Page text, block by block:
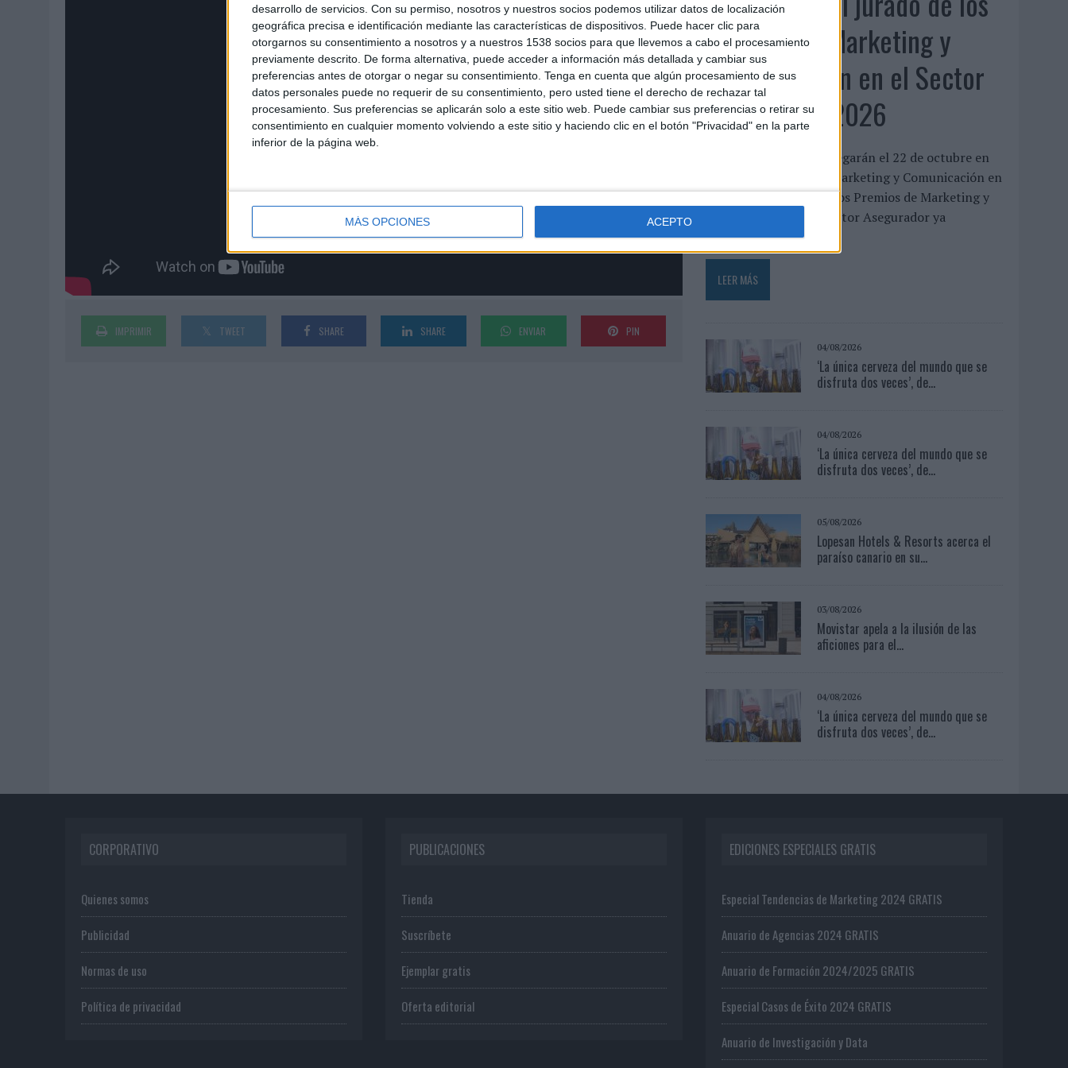
desarrollo de servicios. Con su permiso, nosotros y nuestros socios podemos utilizar datos de localización
geográfica precisa e identificación mediante las características de dispositivos. Puede hacer clic para
otorgarnos su consentimiento a nosotros y a nuestros 1538 socios para que llevemos a cabo el procesamiento
previamente descrito. De forma alternativa, puede acceder a información más detallada y cambiar sus
preferencias antes de otorgar o negar su consentimiento. Tenga en cuenta que algún procesamiento de sus
datos personales puede no requerir de su consentimiento, pero usted tiene el derecho de rechazar tal
procesamiento. Sus preferencias se aplicarán solo a este sitio web. Puede cambiar sus preferencias o retirar su
consentimiento en cualquier momento volviendo a este sitio y haciendo clic en el botón "Privacidad" en la parte
inferior de la página web.
MÁS OPCIONES ACEPTO
IMPRIMIR TWEET SHARE SHARE ENVIAR PIN
Premios de Marketing y
Comunicación en el Sector
Asegurador 2026
Los galardones se entregarán el 22 de octubre en
el XXII Encuentro de Marketing y Comunicación en
el Sector Asegurador Los Premios de Marketing y
Comunicación en el Sector Asegurador ya
cuentan...
LEER MÁS
04/08/2026
‘La única cerveza del mundo que se
disfruta dos veces’, de...
04/08/2026
‘La única cerveza del mundo que se
disfruta dos veces’, de...
05/08/2026
Lopesan Hotels & Resorts acerca el
paraíso canario en su...
03/08/2026
Movistar apela a la ilusión de las
aficiones para el...
04/08/2026
‘La única cerveza del mundo que se
disfruta dos veces’, de...
CORPORATIVO
Quienes somos
Publicidad
Normas de uso
Política de privacidad
PUBLICACIONES
Tienda
Suscríbete
Ejemplar gratis
Oferta editorial
EDICIONES ESPECIALES GRATIS
Especial Tendencias de Marketing 2024 GRATIS
Anuario de Agencias 2024 GRATIS
Anuario de Formación 2024/2025 GRATIS
Especial Casos de Éxito 2024 GRATIS
Anuario de Investigación y Data